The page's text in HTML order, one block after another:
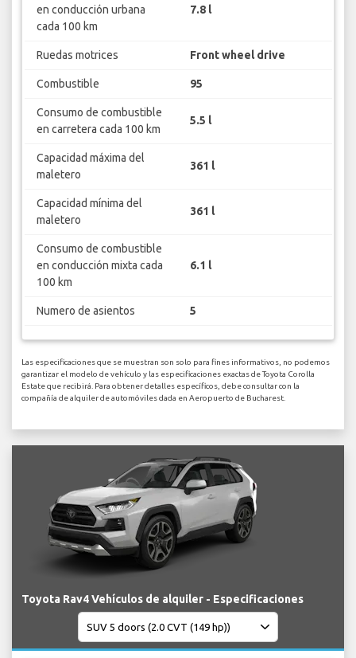
en conducción urbana
cada 100 km
7.8 l
Ruedas motrices Front wheel drive
Combustible 95
Consumo de combustible
en carretera cada 100 km
5.5 l
Capacidad máxima del
maletero
361 l
Capacidad mínima del
maletero
361 l
Consumo de combustible
en conducción mixta cada
100 km
6.1 l
Numero de asientos 5
Las especificaciones que se muestran son solo para fines informativos, no podemos
garantizar el modelo de vehículo y las especificaciones exactas de Toyota Corolla
Estate que recibirá. Para obtener detalles específicos, debe consultar con la
compañía de alquiler de automóviles dada en Aeropuerto de Bucharest.
Toyota Rav4 Vehículos de alquiler - Especificaciones